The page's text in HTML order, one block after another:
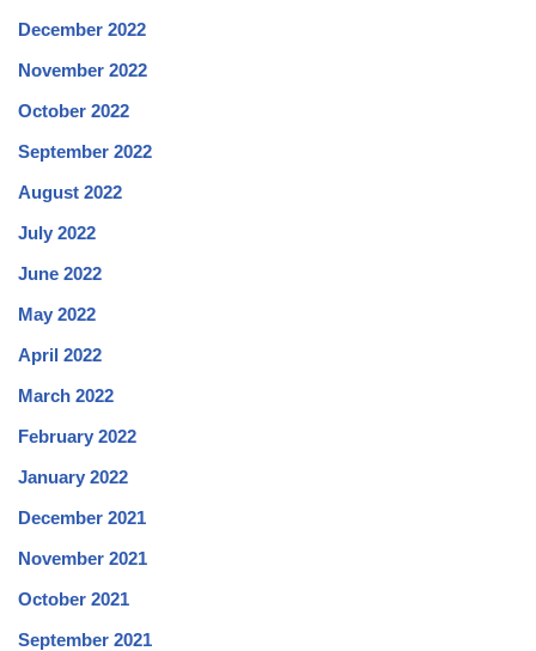
December 2022
November 2022
October 2022
September 2022
August 2022
July 2022
June 2022
May 2022
April 2022
March 2022
February 2022
January 2022
December 2021
November 2021
October 2021
September 2021